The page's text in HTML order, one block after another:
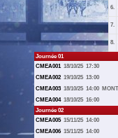
6.
7.
8.
Journée 01
CMEA001 18/10/25 17:30
CMEA002 19/10/25 13:00
CMEA003 18/10/25 14:00
CMEA004 18/10/25 16:00
Journée 02
CMEA005 15/11/25 14:00
CMEA006 15/11/25 14:00